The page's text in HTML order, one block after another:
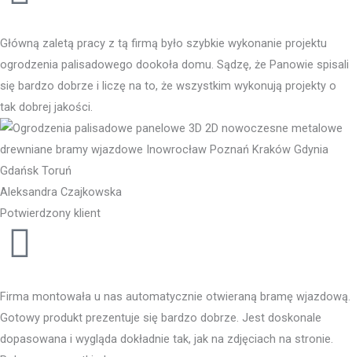
Główną zaletą pracy z tą firmą było szybkie wykonanie projektu
ogrodzenia palisadowego dookoła domu. Sądzę, że Panowie spisali
się bardzo dobrze i liczę na to, że wszystkim wykonują projekty o
tak dobrej jakości.
Aleksandra Czajkowska
Potwierdzony klient
Firma montowała u nas automatycznie otwieraną bramę wjazdową.
Gotowy produkt prezentuje się bardzo dobrze. Jest doskonale
dopasowana i wygląda dokładnie tak, jak na zdjęciach na stronie.